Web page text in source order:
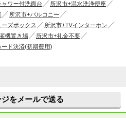
ャワー付洗面台
所沢市+温水洗浄便座
所沢市+バルコニー
ズボックス
所沢市+TVインターホン
機置き場
所沢市+礼金不要
ード決済(初期費用)
ジをメールで送る